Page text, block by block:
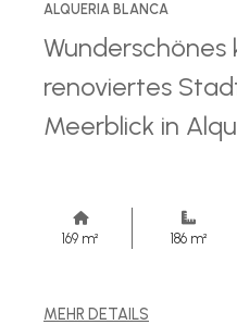
ALQUERIA BLANCA
renoviertes
Meerblick in
169 m² 186 m²
MEHR DETAILS